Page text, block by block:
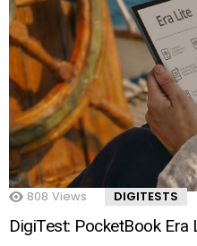
808 Views DIGITESTS
DigiTest: PocketBook